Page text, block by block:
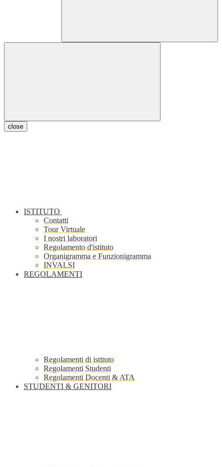
close
ISTITUTO
Contatti
Tour Virtuale
I nostri laboratori
Regolamento d'istituto
Organigramma e Funzionigramma
INVALSI
REGOLAMENTI
Regolamenti di istituto
Regolamenti Studenti
Regolamenti Docenti & ATA
STUDENTI & GENITORI